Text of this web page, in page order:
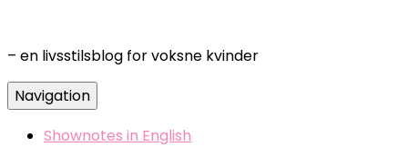
– en livsstilsblog for voksne kvinder
Navigation
Shownotes in English